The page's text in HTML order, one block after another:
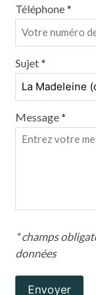
Téléphone *
Sujet *
Message *
* champs
données
Envoyer